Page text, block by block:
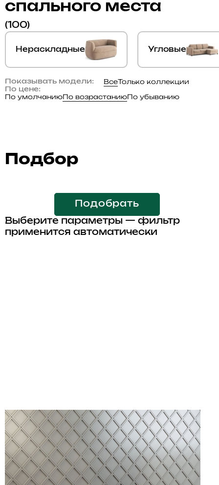
спального места
(100)
Нераскладные Угловые
Подбор
Подобрать
Выберите параметры — фильтр
применится автоматически
Показывать модели: ВсеТолько коллекции
По цене:
По умолчаниюПо возрастаниюПо убыванию